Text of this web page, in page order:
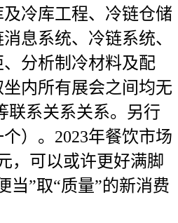
冷库工程、冷链仓储
息系统、冷链系统、
分析制冷材料及配
内所有展会之间均无
联系关系关系。另行
）。2023年餐饮市场
，可以或许更好满脚
当”取“质量”的新消费